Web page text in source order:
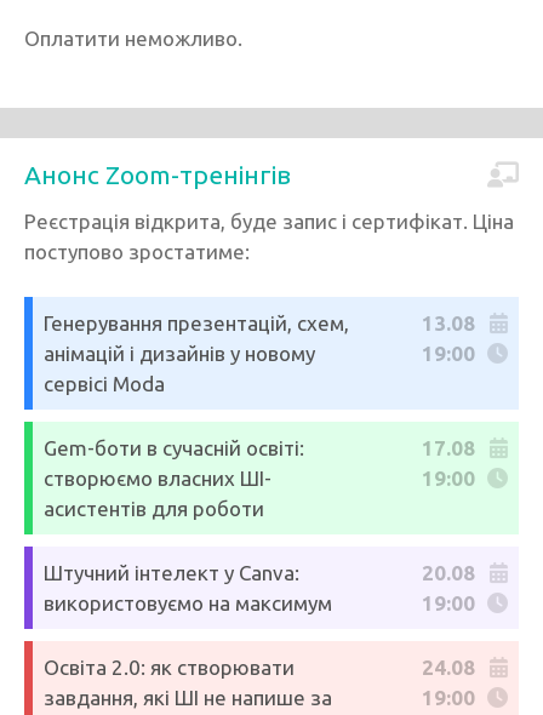
Оплатити неможливо.
Анонс Zoom-тренінгів
Реєстрація відкрита, буде запис і сертифікат. Ціна
поступово зростатиме:
Генерування презентацій, схем,
анімацій і дизайнів у новому
сервісі Moda
13.08
19:00
Gem-боти в сучасній освіті:
створюємо власних ШІ-
асистентів для роботи
17.08
19:00
Штучний інтелект у Canva:
використовуємо на максимум
20.08
19:00
Освіта 2.0: як створювати
завдання, які ШІ не напише за
24.08
19:00